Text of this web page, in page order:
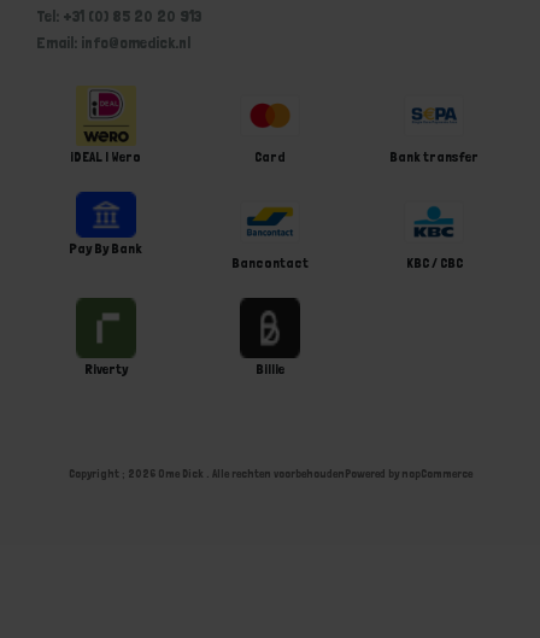
Tel: +31 (0) 85 20 20 913
Email: info@omedick.nl
iDEAL | Wero Card Bank transfer
Pay By Bank
Bancontact
KBC / CBC
Riverty Billie
Copyright ; 2026 Ome Dick . Alle rechten voorbehoudenPowered by nopCommerce